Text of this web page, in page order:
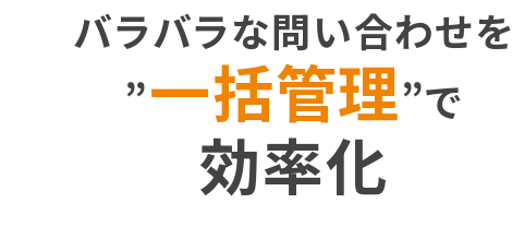
バラバラな問い合わせを
”一括管理”で
効率化